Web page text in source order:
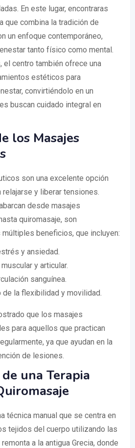
En este lugar, encontraras
que combina la tradición de
un enfoque contemporáneo,
tanto físico como mental.
el centro también ofrece una
estéticos para
convirtiéndolo en un
buscan cuidado integral en
los Masajes
son una excelente opción
relajarse y liberar tensiones.
desde masajes
quiromasaje, son
beneficios, que incluyen:
y ansiedad.
y articular.
sanguínea.
de la flexibilidad y movilidad.
que los masajes
para aquellos que practican
ya que ayudan en la
de lesiones.
una Terapia
técnica manual que se centra en
tejidos del cuerpo utilizando las
a la antigua Grecia, donde